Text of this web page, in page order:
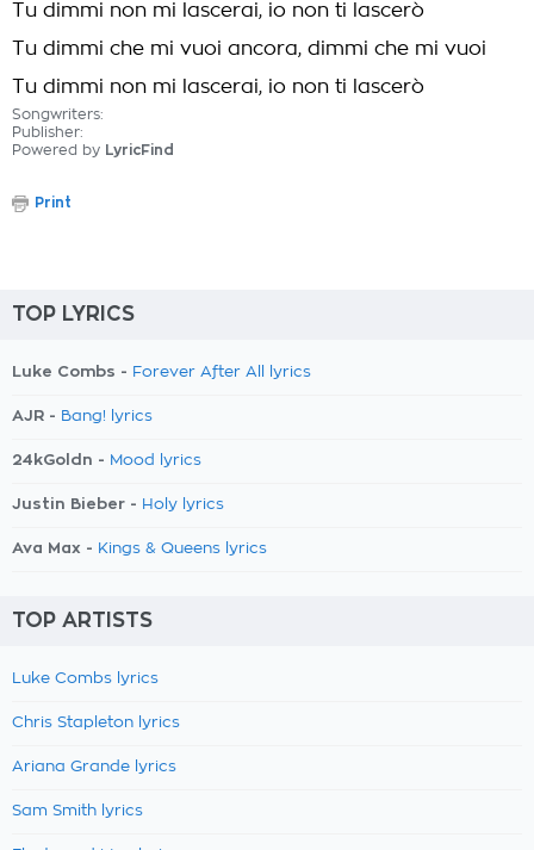
Tu dimmi non mi lascerai, io non ti lascerò
Tu dimmi che mi vuoi ancora, dimmi che mi vuoi
Tu dimmi non mi lascerai, io non ti lascerò
Songwriters:
Publisher:
Powered by LyricFind
Print
TOP LYRICS
Luke Combs - Forever After All lyrics
AJR - Bang! lyrics
24kGoldn - Mood lyrics
Justin Bieber - Holy lyrics
Ava Max - Kings & Queens lyrics
TOP ARTISTS
Luke Combs lyrics
Chris Stapleton lyrics
Ariana Grande lyrics
Sam Smith lyrics